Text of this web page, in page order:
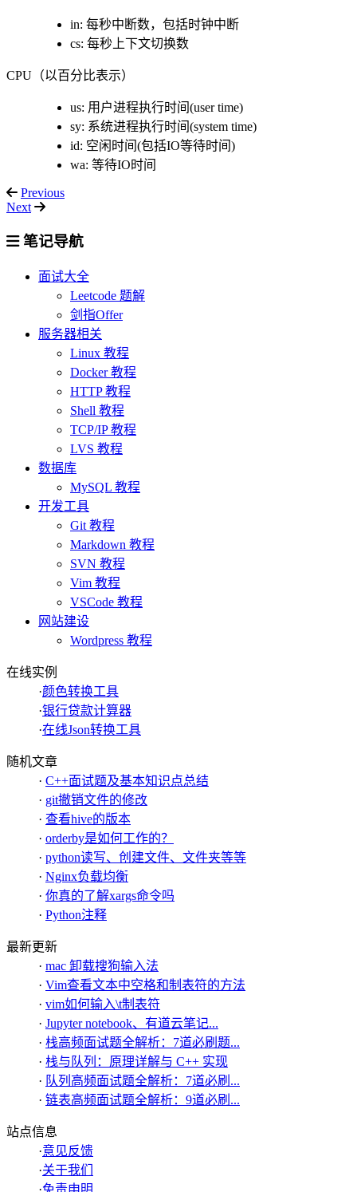
in: 每秒中断数，包括时钟中断
cs: 每秒上下文切换数
CPU（以百分比表示）
us: 用户进程执行时间(user time)
sy: 系统进程执行时间(system time)
id: 空闲时间(包括IO等待时间)
wa: 等待IO时间
Previous
Next
笔记导航
面试大全
Leetcode 题解
剑指Offer
服务器相关
Linux 教程
Docker 教程
HTTP 教程
Shell 教程
TCP/IP 教程
LVS 教程
数据库
MySQL 教程
开发工具
Git 教程
Markdown 教程
SVN 教程
Vim 教程
VSCode 教程
网站建设
Wordpress 教程
在线实例
·颜色转换工具
·银行贷款计算器
·在线Json转换工具
随机文章
· C++面试题及基本知识点总结
· git撤销文件的修改
· 查看hive的版本
· orderby是如何工作的？
· python读写、创建文件、文件夹等等
· Nginx负载均衡
· 你真的了解xargs命令吗
· Python注释
最新更新
· mac 卸载搜狗输入法
· Vim查看文本中空格和制表符的方法
· vim如何输入\t制表符
· Jupyter notebook、有道云笔记...
· 栈高频面试题全解析：7道必刷题...
· 栈与队列：原理详解与 C++ 实现
· 队列高频面试题全解析：7道必刷...
· 链表高频面试题全解析：9道必刷...
站点信息
·意见反馈
·关于我们
·免责申明